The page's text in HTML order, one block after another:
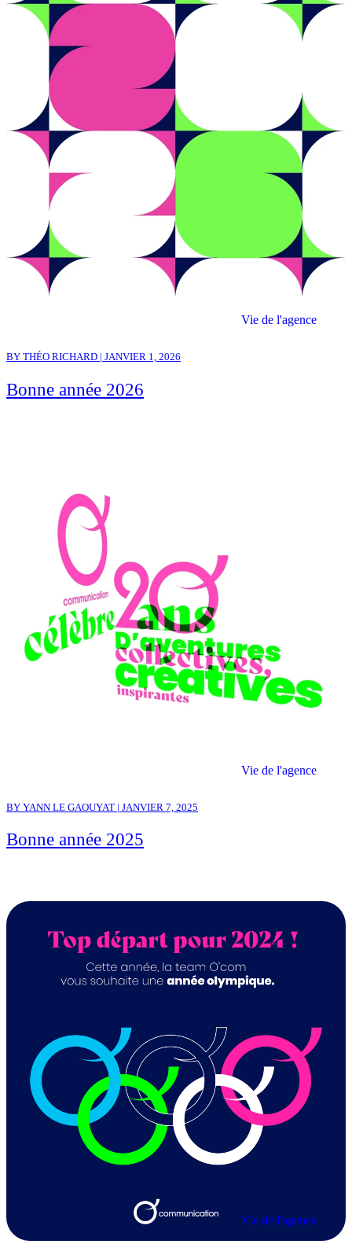
Vie de l'agence
BY THÉO RICHARD | JANVIER 1, 2026
Bonne année 2026
Vie de l'agence
BY YANN LE GAOUYAT | JANVIER 7, 2025
Bonne année 2025
Vie de l'agence